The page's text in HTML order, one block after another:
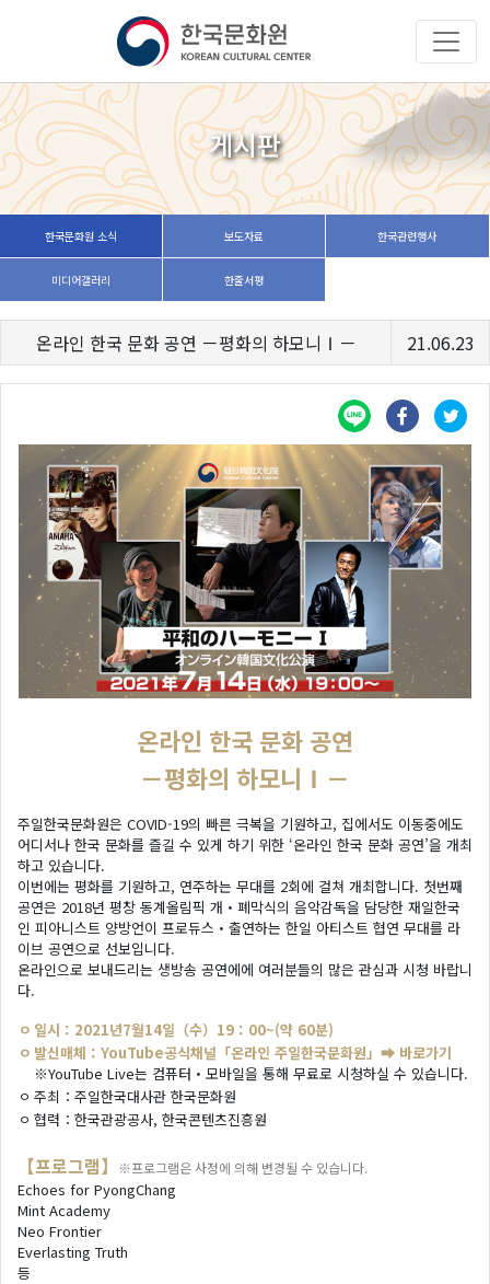
게시판
한국문화원 소식 보도자료 한국관련행사
미디어갤러리 한줄서평
온라인 한국 문화 공연 －평화의 하모니Ⅰ－ 21.06.23
온라인 한국 문화 공연
－평화의 하모니Ⅰ－
주일한국문화원은 COVID-19의 빠른 극복을 기원하고, 집에서도 이동중에도
어디서나 한국 문화를 즐길 수 있게 하기 위한 ‘온라인 한국 문화 공연’을 개최
하고 있습니다.
이번에는 평화를 기원하고, 연주하는 무대를 2회에 걸쳐 개최합니다. 첫번째
공연은 2018년 평창 동계올림픽 개・폐막식의 음악감독을 담당한 재일한국
인 피아니스트 양방언이 프로듀스・출연하는 한일 아티스트 협연 무대를 라
이브 공연으로 선보입니다.
온라인으로 보내드리는 생방송 공연에에 여러분들의 많은 관심과 시청 바랍니
다.
ㅇ 일시：2021년7월14일（수）19：00~(약 60분)
ㅇ 발신매체：YouTube공식채널「온라인 주일한국문화원」 ➡ 바로가기
※YouTube Live는 컴퓨터・모바일을 통해 무료로 시청하실 수 있습니다.
ㅇ 주최：주일한국대사관 한국문화원
ㅇ 협력：한국관광공사, 한국콘텐츠진흥원
【프로그램】 ※프로그램은 사정에 의해 변경될 수 있습니다.
Echoes for PyongChang
Mint Academy
Neo Frontier
Everlasting Truth
등